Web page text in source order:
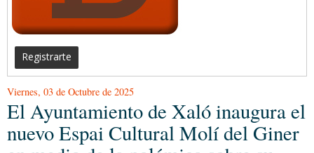
Registrarte
Viernes, 03 de Octubre de 2025
El Ayuntamiento de Xaló inaugura el
nuevo Espai Cultural Molí del Giner